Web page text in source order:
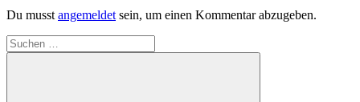
Du musst angemeldet sein, um einen Kommentar abzugeben.
Suchen
nach: